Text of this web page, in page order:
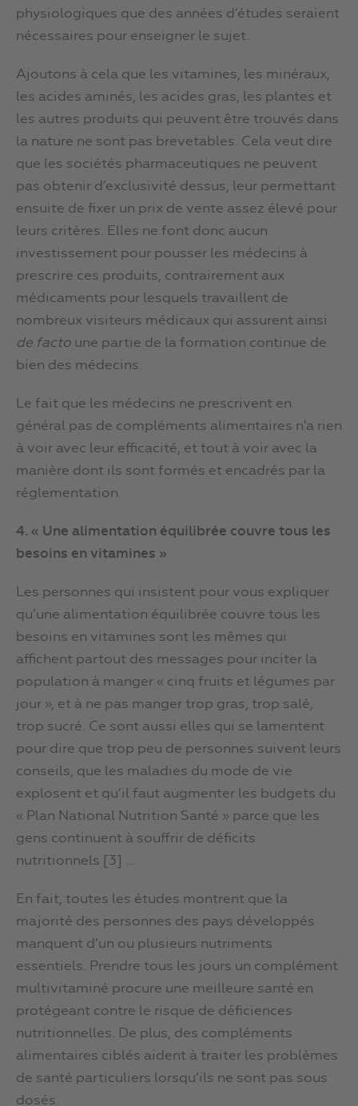
physiologiques que des années d’études seraient
nécessaires pour enseigner le sujet.
Ajoutons à cela que les vitamines, les minéraux,
les acides aminés, les acides gras, les plantes et
les autres produits qui peuvent être trouvés dans
la nature ne sont pas brevetables. Cela veut dire
que les sociétés pharmaceutiques ne peuvent
pas obtenir d’exclusivité dessus, leur permettant
ensuite de fixer un prix de vente assez élevé pour
leurs critères. Elles ne font donc aucun
investissement pour pousser les médecins à
prescrire ces produits, contrairement aux
médicaments pour lesquels travaillent de
nombreux visiteurs médicaux qui assurent ainsi
de facto une partie de la formation continue de
bien des médecins.
Le fait que les médecins ne prescrivent en
général pas de compléments alimentaires n’a rien
à voir avec leur efficacité, et tout à voir avec la
manière dont ils sont formés et encadrés par la
réglementation.
4. « Une alimentation équilibrée couvre tous les
besoins en vitamines »
Les personnes qui insistent pour vous expliquer
qu’une alimentation équilibrée couvre tous les
besoins en vitamines sont les mêmes qui
affichent partout des messages pour inciter la
population à manger « cinq fruits et légumes par
jour », et à ne pas manger trop gras, trop salé,
trop sucré. Ce sont aussi elles qui se lamentent
pour dire que trop peu de personnes suivent leurs
conseils, que les maladies du mode de vie
explosent et qu’il faut augmenter les budgets du
« Plan National Nutrition Santé » parce que les
gens continuent à souffrir de déficits
nutritionnels [3] …
En fait, toutes les études montrent que la
majorité des personnes des pays développés
manquent d’un ou plusieurs nutriments
essentiels. Prendre tous les jours un complément
multivitaminé procure une meilleure santé en
protégeant contre le risque de déficiences
nutritionnelles. De plus, des compléments
alimentaires ciblés aident à traiter les problèmes
de santé particuliers lorsqu’ils ne sont pas sous
dosés.